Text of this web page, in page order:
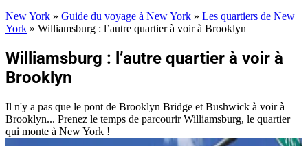
New York » Guide du voyage à New York » Les quartiers de New
York » Williamsburg : l’autre quartier à voir à Brooklyn
Williamsburg : l’autre quartier à voir à
Brooklyn
Il n'y a pas que le pont de Brooklyn Bridge et Bushwick à voir à
Brooklyn... Prenez le temps de parcourir Williamsburg, le quartier
qui monte à New York !